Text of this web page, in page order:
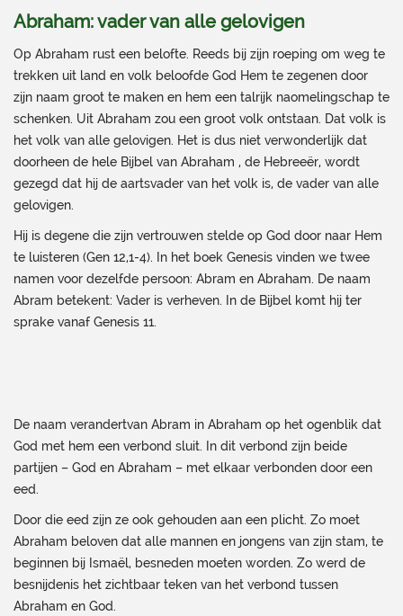
Abraham: vader van alle gelovigen
Op Abraham rust een belofte. Reeds bij zijn roeping om weg te
trekken uit land en volk beloofde God Hem te zegenen door
zijn naam groot te maken en hem een talrijk naomelingschap te
schenken. Uit Abraham zou een groot volk ontstaan. Dat volk is
het volk van alle gelovigen. Het is dus niet verwonderlijk dat
doorheen de hele Bijbel van Abraham , de Hebreeër, wordt
gezegd dat hij de aartsvader van het volk is, de vader van alle
gelovigen.
Hij is degene die zijn vertrouwen stelde op God door naar Hem
te luisteren (Gen 12,1-4). In het boek Genesis vinden we twee
namen voor dezelfde persoon: Abram en Abraham. De naam
Abram betekent: Vader is verheven. In de Bijbel komt hij ter
sprake vanaf Genesis 11.
De naam verandertvan Abram in Abraham op het ogenblik dat
God met hem een verbond sluit. In dit verbond zijn beide
partijen – God en Abraham – met elkaar verbonden door een
eed.
Door die eed zijn ze ook gehouden aan een plicht. Zo moet
Abraham beloven dat alle mannen en jongens van zijn stam, te
beginnen bij Ismaël, besneden moeten worden. Zo werd de
besnijdenis het zichtbaar teken van het verbond tussen
Abraham en God.